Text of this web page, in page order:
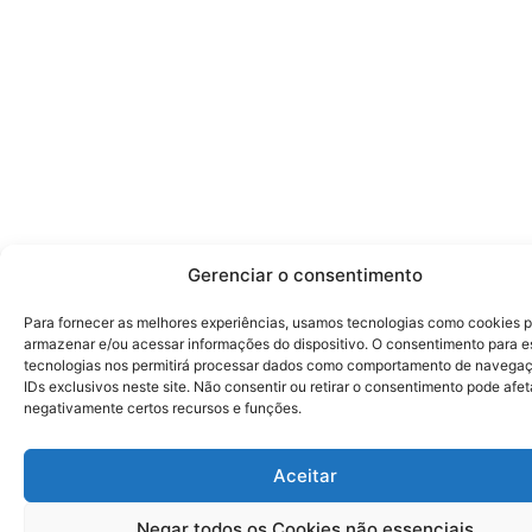
Gerenciar o consentimento
Para fornecer as melhores experiências, usamos tecnologias como cookies
armazenar e/ou acessar informações do dispositivo. O consentimento para
tecnologias nos permitirá processar dados como comportamento de
IDs exclusivos neste site. Não consentir ou retirar o consentimento pode
negativamente certos recursos e funções.
Aceitar